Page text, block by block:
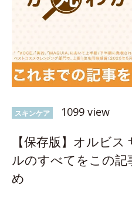
スキンケア 1099 view
【保存版】オルビ
ルのすべてをこの記
め